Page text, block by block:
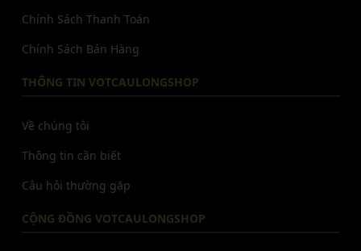
Chính Sách Thanh Toán
Chính Sách Bán Hàng
THÔNG TIN VOTCAULONGSHOP
Về chúng tôi
Thông tin cần biết
Câu hỏi thường gặp
CỘNG ĐỒNG VOTCAULONGSHOP